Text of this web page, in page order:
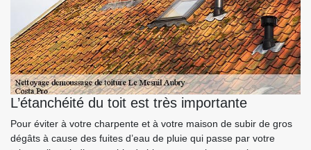
L’étanchéité du toit est très importante
Pour éviter à votre charpente et à votre maison de subir de gros
dégâts à cause des fuites d’eau de pluie qui passe par votre